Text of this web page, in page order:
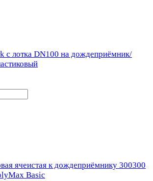
с лотка DN100 на дождеприёмник/
ячеистая к дождеприёмнику 300300
Basic